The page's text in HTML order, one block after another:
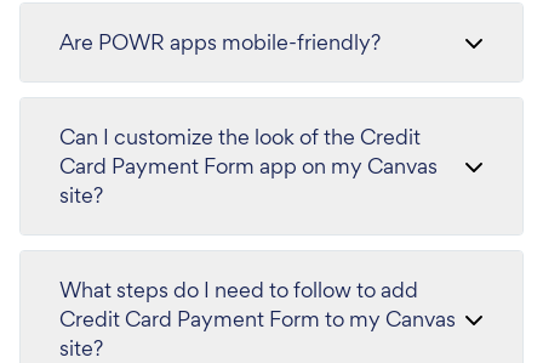
Are POWR apps mobile-friendly?
Can I customize the look of the Credit
Card Payment Form app on my Canvas
site?
What steps do I need to follow to add
Credit Card Payment Form to my Canvas
site?